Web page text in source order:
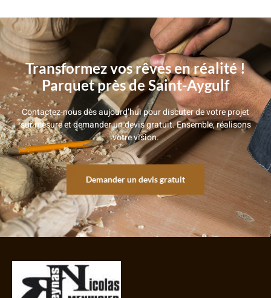
Transformez vos rêves en réalité !
Parquet près de Saint-Aygulf
Contactez-nous dès aujourd’hui pour discuter de votre projet
sur mesure et demander un devis gratuit. Ensemble, réalisons
votre vision.
Demander un devis gratuit